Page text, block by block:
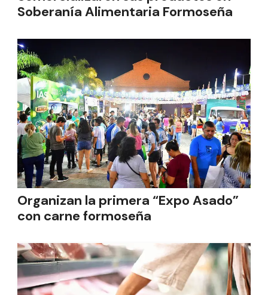
Soberanía Alimentaria Formoseña
Organizan la primera “Expo Asado”
con carne formoseña